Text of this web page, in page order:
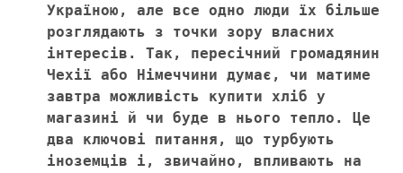
Україною, але все одно люди їх більше
розглядають з точки зору власних
інтересів. Так, пересічний громадянин
Чехії або Німеччини думає, чи матиме
завтра можливість купити хліб у
магазині й чи буде в нього тепло. Це
два ключові питання, що турбують
іноземців і, звичайно, впливають на